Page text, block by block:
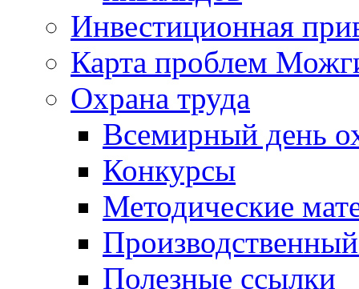
Инвестиционная
Карта проблем
Охрана труда
Всемирный день
Конкурсы
Методические
Полезные ссылки